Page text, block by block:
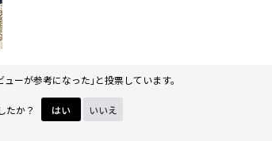
繊細な型の線と手塗りの色づかいがたまらなく、
ファスナーの色がゴールドなのもお洒落です。
たいので、使い込んだらお色の塗り直しもお願いする
もこれから楽しみです。
ーが参考になった｣と投票しています。
たか？ はい いいえ